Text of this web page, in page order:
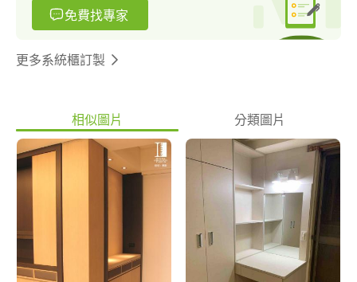
免費找專家
更多系統櫃訂製
相似圖片 分類圖片